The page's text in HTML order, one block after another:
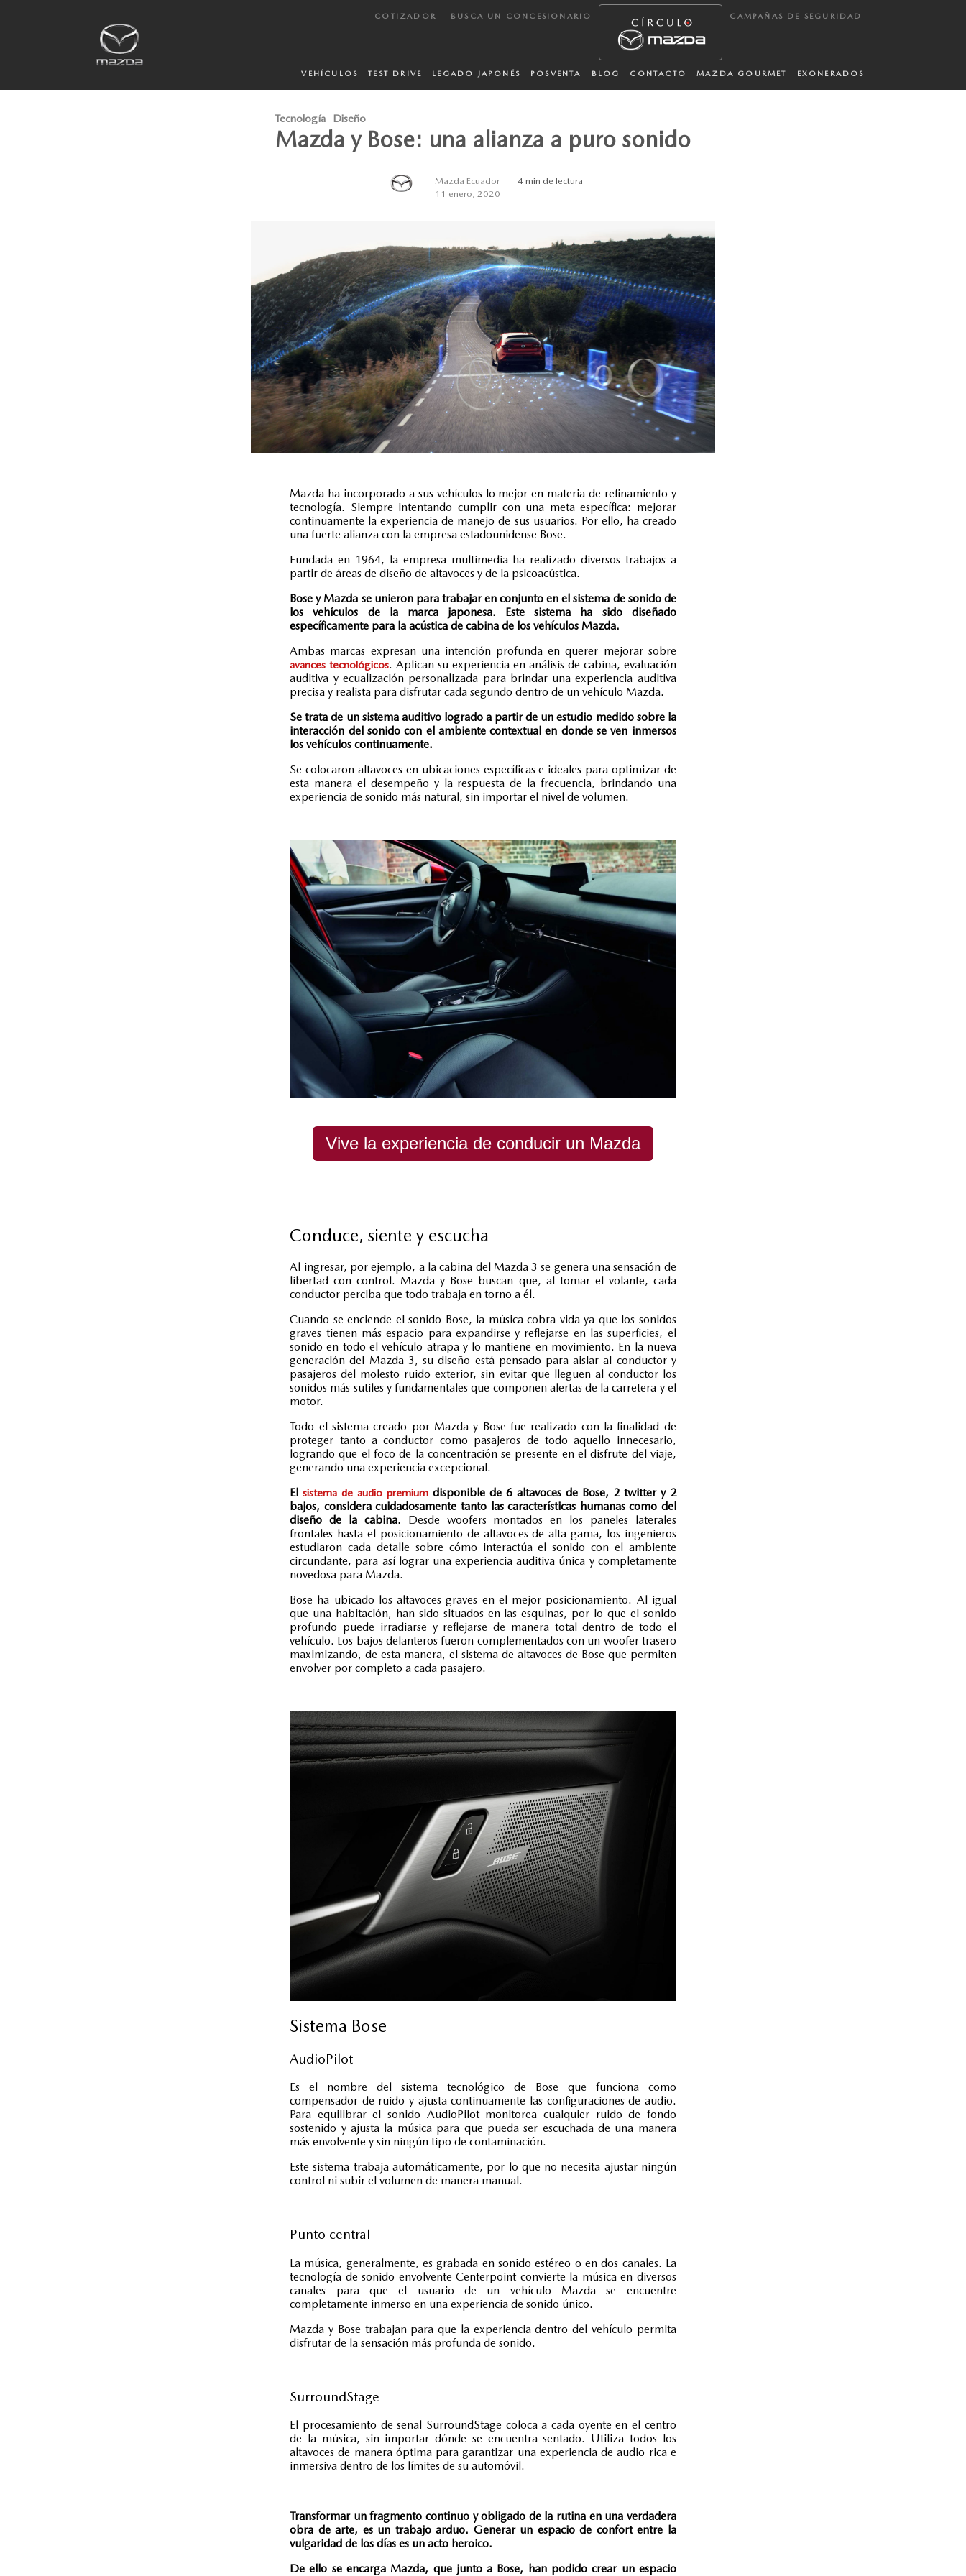
COTIZADOR BUSCA UN CONCESIONARIO CAMPAÑAS DE SEGURIDAD
VEHÍCULOS TEST DRIVE LEGADO JAPONÉS POSVENTA BLOG CONTACTO MAZDA GOURMET EXONERADOS
Tecnología Diseño
Mazda y Bose: una alianza a puro sonido
Mazda Ecuador
11 enero, 2020
4 min de lectura
Mazda ha incorporado a sus vehículos lo mejor en materia de refinamiento y
tecnología. Siempre intentando cumplir con una meta específica: mejorar
continuamente la experiencia de manejo de sus usuarios. Por ello, ha creado
una fuerte alianza con la empresa estadounidense Bose.
Fundada en 1964, la empresa multimedia ha realizado diversos trabajos a
partir de áreas de diseño de altavoces y de la psicoacústica.
Bose y Mazda se unieron para trabajar en conjunto en el sistema de sonido de
los vehículos de la marca japonesa. Este sistema ha sido diseñado
específicamente para la acústica de cabina de los vehículos Mazda.
Ambas marcas expresan una intención profunda en querer mejorar sobre
avances tecnológicos. Aplican su experiencia en análisis de cabina, evaluación
auditiva y ecualización personalizada para brindar una experiencia auditiva
precisa y realista para disfrutar cada segundo dentro de un vehículo Mazda.
Se trata de un sistema auditivo logrado a partir de un estudio medido sobre la
interacción del sonido con el ambiente contextual en donde se ven inmersos
los vehículos continuamente.
Se colocaron altavoces en ubicaciones específicas e ideales para optimizar de
esta manera el desempeño y la respuesta de la frecuencia, brindando una
experiencia de sonido más natural, sin importar el nivel de volumen.
Vive la experiencia de conducir un Mazda
Conduce, siente y escucha
Al ingresar, por ejemplo, a la cabina del Mazda 3 se genera una sensación de
libertad con control. Mazda y Bose buscan que, al tomar el volante, cada
conductor perciba que todo trabaja en torno a él.
Cuando se enciende el sonido Bose, la música cobra vida ya que los sonidos
graves tienen más espacio para expandirse y reflejarse en las superficies, el
sonido en todo el vehículo atrapa y lo mantiene en movimiento. En la nueva
generación del Mazda 3, su diseño está pensado para aislar al conductor y
pasajeros del molesto ruido exterior, sin evitar que lleguen al conductor los
sonidos más sutiles y fundamentales que componen alertas de la carretera y el
motor.
Todo el sistema creado por Mazda y Bose fue realizado con la finalidad de
proteger tanto a conductor como pasajeros de todo aquello innecesario,
logrando que el foco de la concentración se presente en el disfrute del viaje,
generando una experiencia excepcional.
Elsistema de audio premium disponible de 6 altavoces de Bose, 2 twitter y 2
bajos, considera cuidadosamente tanto las características humanas como del
diseño de la cabina. Desde woofers montados en los paneles laterales
frontales hasta el posicionamiento de altavoces de alta gama, los ingenieros
estudiaron cada detalle sobre cómo interactúa el sonido con el ambiente
circundante, para así lograr una experiencia auditiva única y completamente
novedosa para Mazda.
Bose ha ubicado los altavoces graves en el mejor posicionamiento. Al igual
que una habitación, han sido situados en las esquinas, por lo que el sonido
profundo puede irradiarse y reflejarse de manera total dentro de todo el
vehículo. Los bajos delanteros fueron complementados con un woofer trasero
maximizando, de esta manera, el sistema de altavoces de Bose que permiten
envolver por completo a cada pasajero.
Sistema Bose
AudioPilot
Es el nombre del sistema tecnológico de Bose que funciona como
compensador de ruido y ajusta continuamente las configuraciones de audio.
Para equilibrar el sonido AudioPilot monitorea cualquier ruido de fondo
sostenido y ajusta la música para que pueda ser escuchada de una manera
más envolvente y sin ningún tipo de contaminación.
Este sistema trabaja automáticamente, por lo que no necesita ajustar ningún
control ni subir el volumen de manera manual.
Punto central
La música, generalmente, es grabada en sonido estéreo o en dos canales. La
tecnología de sonido envolvente Centerpoint convierte la música en diversos
canales para que el usuario de un vehículo Mazda se encuentre
completamente inmerso en una experiencia de sonido único.
Mazda y Bose trabajan para que la experiencia dentro del vehículo permita
disfrutar de la sensación más profunda de sonido.
SurroundStage
El procesamiento de señal SurroundStage coloca a cada oyente en el centro
de la música, sin importar dónde se encuentra sentado. Utiliza todos los
altavoces de manera óptima para garantizar una experiencia de audio rica e
inmersiva dentro de los límites de su automóvil.
Transformar un fragmento continuo y obligado de la rutina en una verdadera
obra de arte, es un trabajo arduo. Generar un espacio de confort entre la
vulgaridad de los días es un acto heroico.
De ello se encarga Mazda, que junto a Bose, han podido crear un espacio